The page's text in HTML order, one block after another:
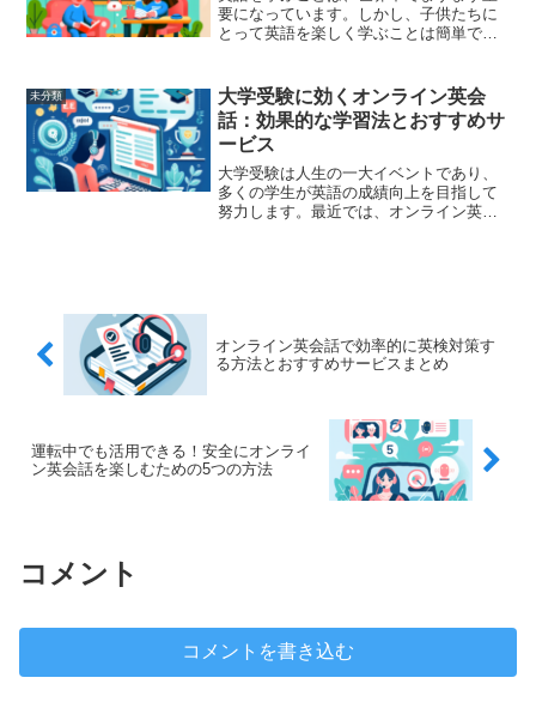
要になっています。しかし、子供たちに
とって英語を楽しく学ぶことは簡単では
の場をより魅力的にすることが可能で
す。この記事では、自宅での...
未分類
大学受験に効くオンライン英会
話：効果的な学習法とおすすめサ
ービス
大学受験は人生の一大イベントであり、
多くの学生が英語の成績向上を目指して
努力します。最近では、オンライン英会
オンライン英会話で効率的に英検対策す
る方法とおすすめサービスまとめ
運転中でも活用できる！安全にオンライ
ン英会話を楽しむための5つの方法
コメント
コメントを書き込む